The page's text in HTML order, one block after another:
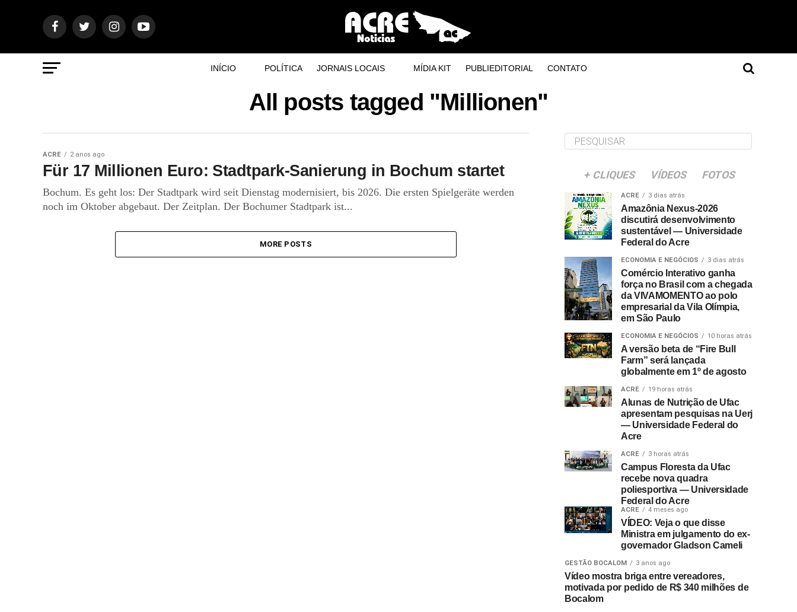
INÍCIO POLÍTICA JORNAIS LOCAIS MÍDIA KIT PUBLIEDITORIAL CONTATO
All posts tagged "Millionen"
ACRE 2 anos ago
Für 17 Millionen Euro: Stadtpark-Sanierung in Bochum startet
Bochum. Es geht los: Der Stadtpark wird seit Dienstag modernisiert, bis 2026. Die ersten Spielgeräte werden
noch im Oktober abgebaut. Der Zeitplan. Der Bochumer Stadtpark ist...
MORE POSTS
+ CLIQUES VÍDEOS FOTOS
ACRE 3 dias atrás
Amazônia Nexus-2026
discutirá desenvolvimento
sustentável — Universidade
Federal do Acre
ECONOMIA E NEGÓCIOS 3 dias atrás
Comércio Interativo ganha
força no Brasil com a chegada
da VIVAMOMENTO ao polo
empresarial da Vila Olímpia,
em São Paulo
ECONOMIA E NEGÓCIOS 10 horas atrás
A versão beta de “Fire Bull
Farm” será lançada
globalmente em 1º de agosto
ACRE 19 horas atrás
Alunas de Nutrição de Ufac
apresentam pesquisas na Uerj
— Universidade Federal do
Acre
ACRE 3 horas atrás
Campus Floresta da Ufac
recebe nova quadra
poliesportiva — Universidade
Federal do Acre
ACRE 4 meses ago
VÍDEO: Veja o que disse
Ministra em julgamento do ex-
governador Gladson Cameli
GESTÃO BOCALOM 3 anos ago
Vídeo mostra briga entre vereadores,
motivada por pedido de R$ 340 milhões de
Bocalom